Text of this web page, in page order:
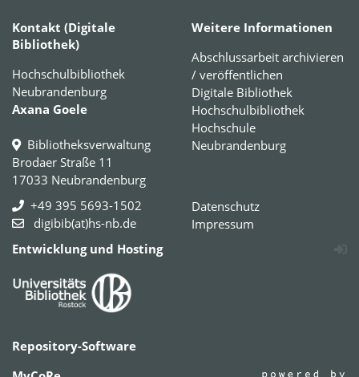
Kontakt (Digitale
Bibliothek)
Hochschulbibliothek
Neubrandenburg
Axana Goele
Bibliotheksverwaltung
Brodaer Straße 11
17033 Neubrandenburg
+49 395 5693-1502
digibib(at)hs-nb.de
Weitere Informationen
Abschlussarbeit archivieren
/ veröffentlichen
Digitale Bibliothek
Hochschulbibliothek
Hochschule
Neubrandenburg
Datenschutz
Impressum
Entwicklung und Hosting
Repository-Software